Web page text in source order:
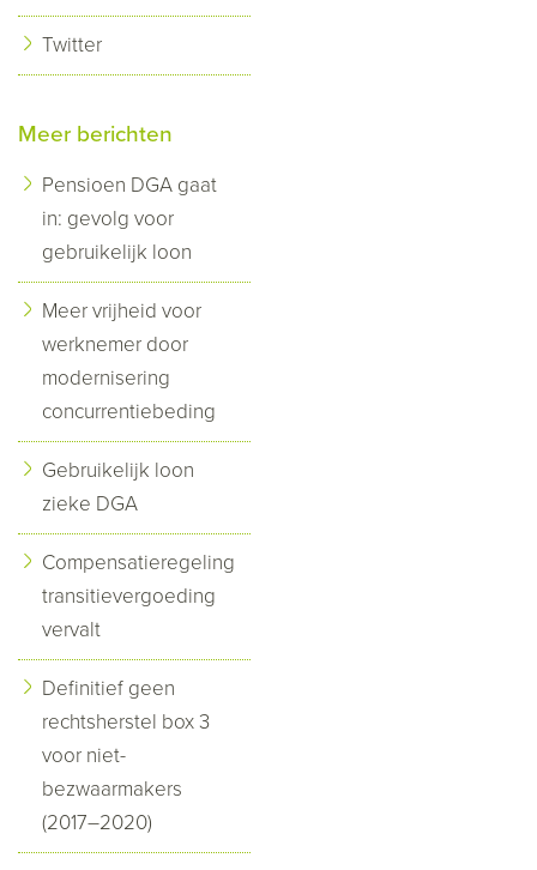
Twitter
Meer berichten
Pensioen DGA gaat
in: gevolg voor
gebruikelijk loon
Meer vrijheid voor
werknemer door
modernisering
concurrentiebeding
Gebruikelijk loon
zieke DGA
Compensatieregeling
transitievergoeding
vervalt
Definitief geen
rechtsherstel box 3
voor niet-
bezwaarmakers
(2017–2020)